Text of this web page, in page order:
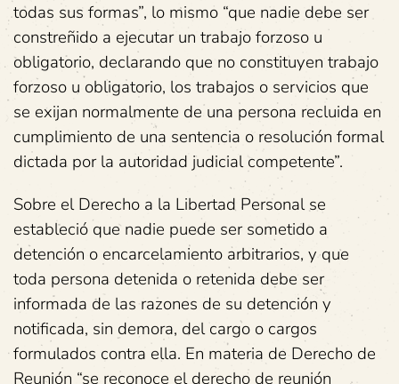
todas sus formas”, lo mismo “que nadie debe ser
constreñido a ejecutar un trabajo forzoso u
obligatorio, declarando que no constituyen trabajo
forzoso u obligatorio, los trabajos o servicios que
se exijan normalmente de una persona recluida en
cumplimiento de una sentencia o resolución formal
dictada por la autoridad judicial competente”.
Sobre el Derecho a la Libertad Personal se
estableció que nadie puede ser sometido a
detención o encarcelamiento arbitrarios, y que
toda persona detenida o retenida debe ser
informada de las razones de su detención y
notificada, sin demora, del cargo o cargos
formulados contra ella. En materia de Derecho de
Reunión “se reconoce el derecho de reunión